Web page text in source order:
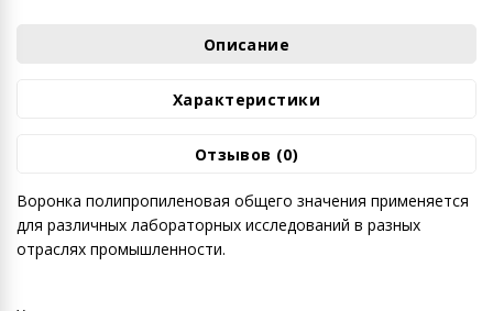
Описание
Характеристики
Отзывов (0)
Воронка полипропиленовая общего значения применяется
для различных лабораторных исследований в разных
отраслях промышленности.